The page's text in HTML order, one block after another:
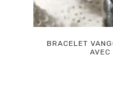
BRACELET
AVEC